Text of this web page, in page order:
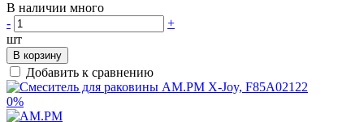
В наличии много
-
+
шт
В корзину
Добавить к сравнению
0%